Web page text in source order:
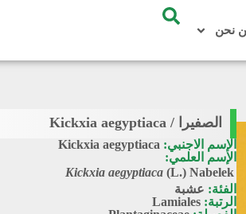
نحن
الصفيرا / Kickxia aegyptiaca
الإسم الاجنبي: Kickxia aegyptiaca
الإسم العلمي:
Kickxia aegyptiaca (L.) Nabelek
الفئة: عشبة
الرتبة: Lamiales